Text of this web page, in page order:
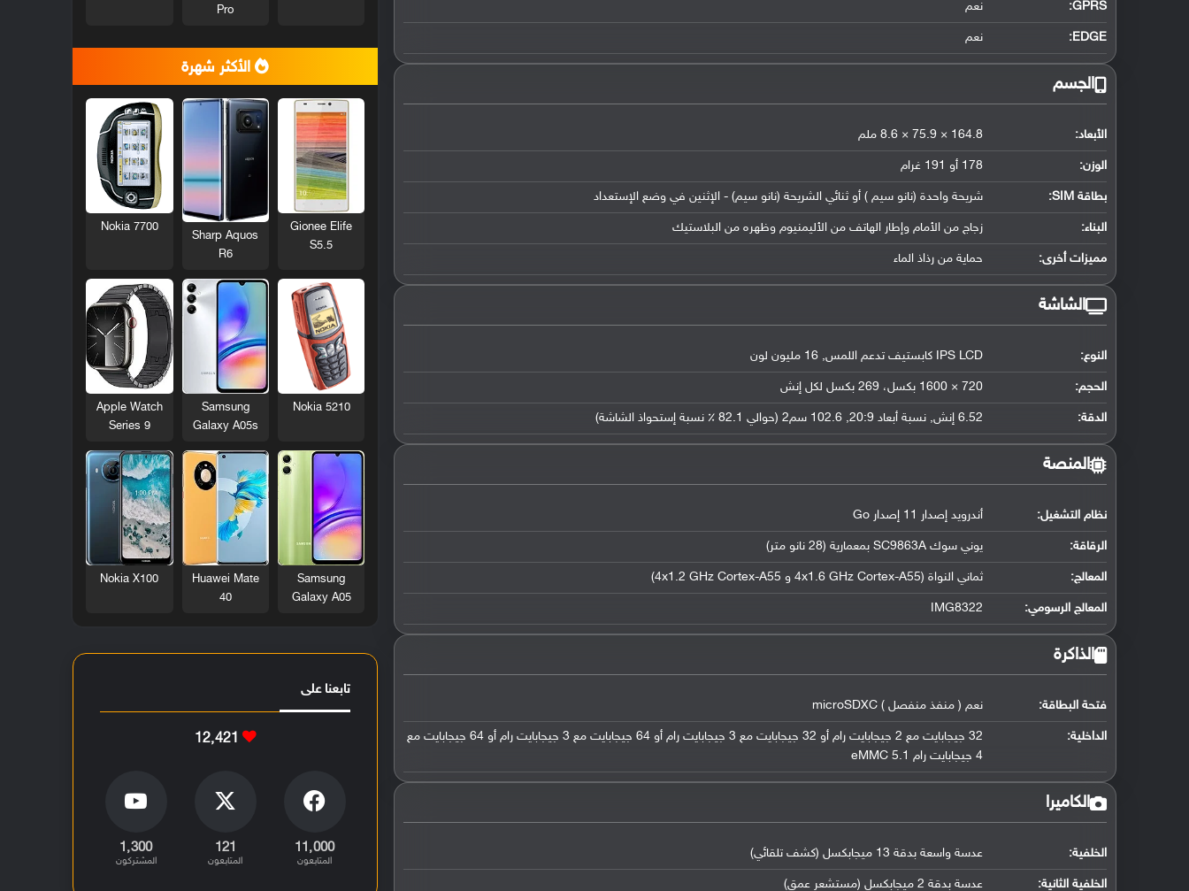
GPRS: نعم
EDGE: نعم
الجسم
الأبعاد: 164.8 × 75.9 × 8.6 ملم
الوزن: 178 أو 191 غرام
بطاقة SIM: شريحة واحدة (نانو سيم ) أو ثنائي الشريحة (نانو سيم) - الإثنين في وضع الإستعداد
البناء: زجاج من الأمام وإطار الهاتف من الأليمنيوم وظهره من البلاستيك
مميزات أخرى: حماية من رذاذ الماء
الشاشة
النوع: IPS LCD كابستيف تدعم اللمس, 16 مليون لون
الحجم: 720 × 1600 بكسل، 269 بكسل لكل إنش
الدقة: 6.52 إنش, نسبة أبعاد 20:9, 102.6 سم2 (حوالي 82.1 ٪ نسبة إستحواذ الشاشة)
المنصة
نظام التشغيل: أندرويد إصدار 11 إصدار Go
الرقاقة: يوني سوك SC9863A بمعمارية (28 نانو متر)
المعالج: ثماني النواة (4x1.6 GHz Cortex-A55 و 4x1.2 GHz Cortex-A55)
المعالج الرسومي:
IMG8322
الذاكرة
فتحة البطاقة: نعم ( منفذ منفصل ) microSDXC
الداخلية:
32 جيجابايت مع 2 جيجابايت رام أو 32 جيجابايت مع 3 جيجابايت رام أو 64 جيجابايت مع 3 جيجابايت رام أو 64 جيجابايت مع
4 جيجابايت رام eMMC 5.1
الكاميرا
الخلفية: عدسة واسعة بدقة 13 ميجابكسل (كشف تلقائي)
الخلفية الثانية: عدسة بدقة 2 ميجابكسل (مستشعر عمق)
Pro
الأكثر شهرة
Gionee Elife
S5.5
Sharp Aquos
R6
Nokia 7700
Nokia 5210
Samsung
Galaxy A05s
Apple Watch
Series 9
Samsung
Galaxy A05
Huawei Mate
40
Nokia X100
تابعنا على
12٬421
11٬000
المتابعون
121
المتابعون
1٬300
المشتركون